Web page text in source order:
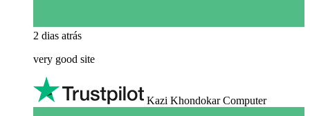
2 dias atrás
very good site
Kazi Khondokar Computer